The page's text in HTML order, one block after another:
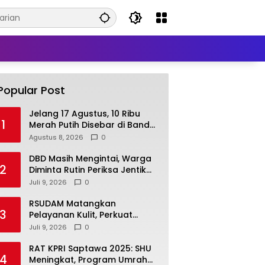
Post
1
Jelang 17 Agustus, 10 Ribu
Merah Putih Disebar di Bandar
Lampung
Agustus 8, 2026 0
2
DBD Masih Mengintai, Warga
Diminta Rutin Periksa Jentik
Nyamuk di Rumah
Juli 9, 2026 0
3
RSUDAM Matangkan
Pelayanan Kulit, Perkuat
Koordinasi Dokter
Juli 9, 2026 0
4
RAT KPRI Saptawa 2025: SHU
Meningkat, Program Umrah